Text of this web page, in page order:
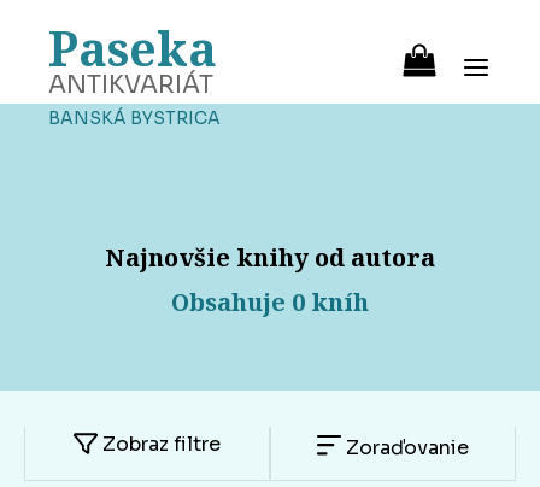
Paseka
ANTIKVARIÁT
BANSKÁ BYSTRICA
Najnovšie knihy od autora
Obsahuje 0 kníh
Zobraz filtre Zoraďovanie